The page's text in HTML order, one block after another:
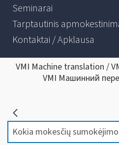
Seminarai
Tarptautinis
Kontaktai / Apklausa
VMI Machine translation /
VMI Машинний